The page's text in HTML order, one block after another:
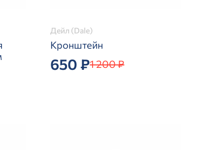
Дейл (Dale)
Кронштейн
650 ₽1 200 ₽